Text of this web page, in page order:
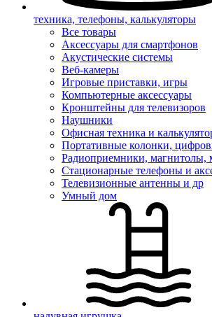
техника, телефоны, калькуляторы
Все товары
Аксессуары для смартфонов
Акустические системы
Веб-камеры
Игровые приставки, игры
Компьютерные аксессуары
Кронштейны для телевизоров
Наушники
Офисная техника и
Портативные колонки,
Радиоприемники, магнитолы,
Стационарные телефоны и
Телевизионные антенны и др
Умный дом